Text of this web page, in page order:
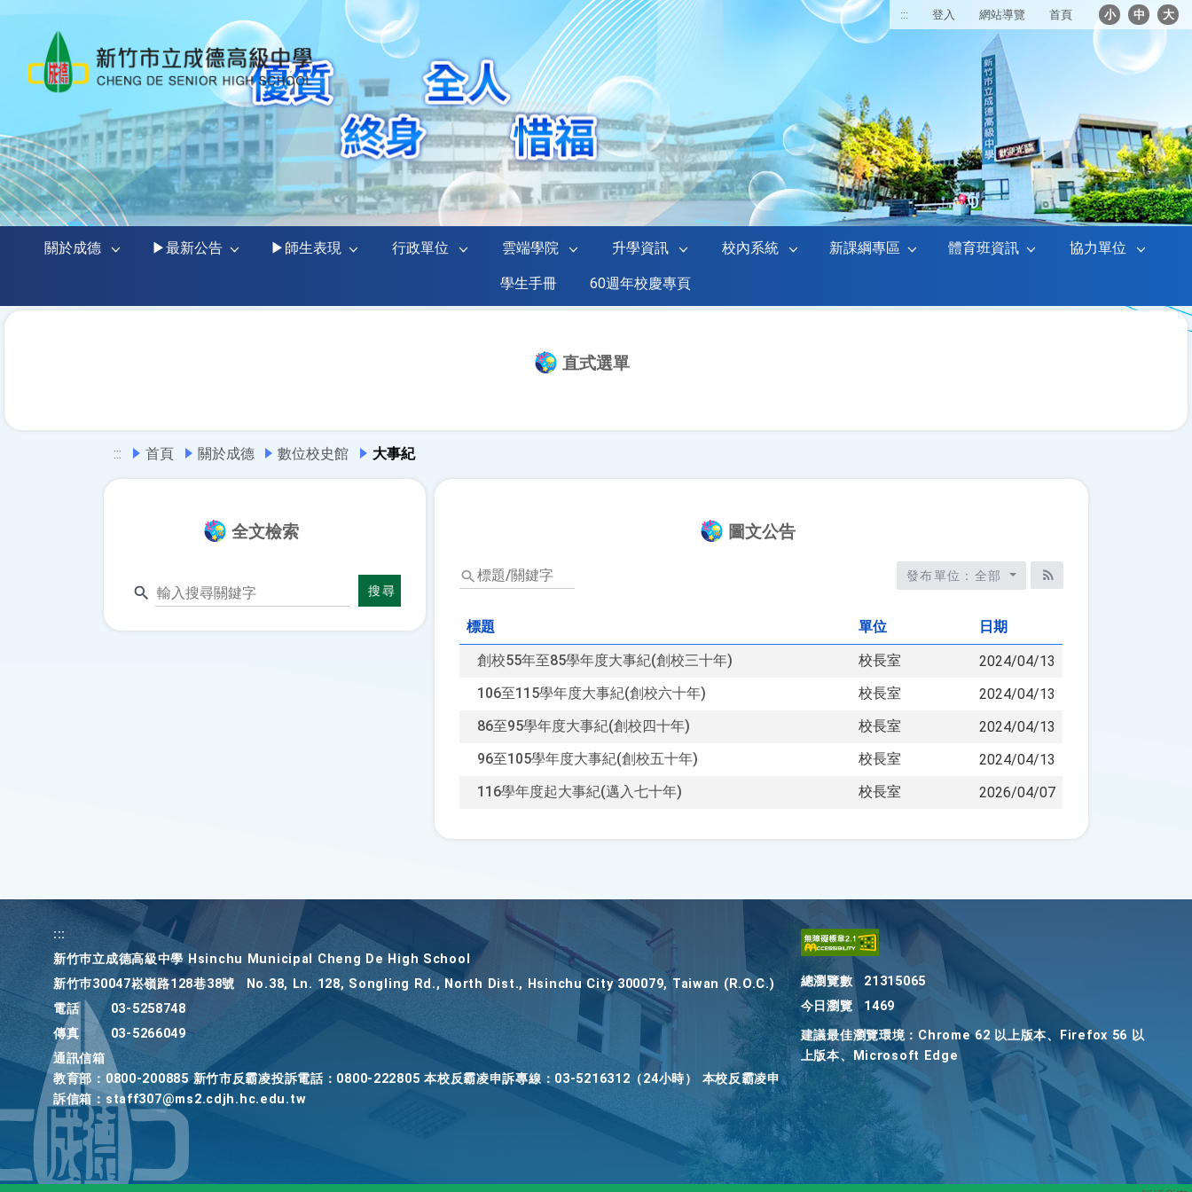
::: 登入 網站導覽 首頁 小 中 大
關於成德 ▶最新公告 ▶師生表現 行政單位 雲端學院 升學資訊 校內系統 新課綱專區 體育班資訊 協力單位
學生手冊 60週年校慶專頁
直式選單
::: 首頁 關於成德 數位校史館 大事紀
全文檢索
輸
入
搜尋
圖文公告
標
題/
鍵
字
發布單位：全部
RSS訂閱
標題 單位
日期
創校55年至85學年度大事紀(創校三十年)
校長室
2024/04/13
106至115學年度大事紀(創校六十年)
校長室
2024/04/13
86至95學年度大事紀(創校四十年)
校長室
2024/04/13
96至105學年度大事紀(創校五十年)
校長室
2024/04/13
116學年度起大事紀(邁入七十年)
校長室 2026/04/07
:::
新竹巿立成德高級中學 Hsinchu Municipal Cheng De High School
新竹巿30047崧嶺路128巷38號
No.38, Ln. 128, Songling Rd., North Dist., Hsinchu City 300079, Taiwan (R.O.C.)
電話
03-5258748
傳真
03-5266049
通訊信箱
教育部：0800-200885 新竹市反霸凌投訴電話：0800-222805 本校反霸凌申訴專線：03-5216312（24小時） 本校反霸凌申
訴信箱：staff307@ms2.cdjh.hc.edu.tw
總瀏覽數
21315065
今日瀏覽
1469
建議最佳瀏覽環境：Chrome 62 以上版本、Firefox 56 以
上版本、Microsoft Edge